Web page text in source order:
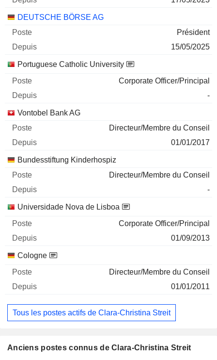
DEUTSCHE BÖRSE AG
Président
15/05/2025
Portuguese Catholic University
Corporate Officer/Principal
-
Vontobel Bank AG
Directeur/Membre du Conseil
01/01/2017
Bundesstiftung Kinderhospiz
Directeur/Membre du Conseil
-
Universidade Nova de Lisboa
Corporate Officer/Principal
01/09/2013
Cologne
Directeur/Membre du Conseil
01/01/2011
Tous les postes actifs de Clara-Christina Streit
Anciens postes connus de Clara-Christina Streit